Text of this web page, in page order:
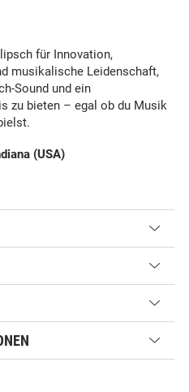
für Innovation,
musikalische Leidenschaft,
Sound und ein
zu bieten – egal ob du Musik
(USA)